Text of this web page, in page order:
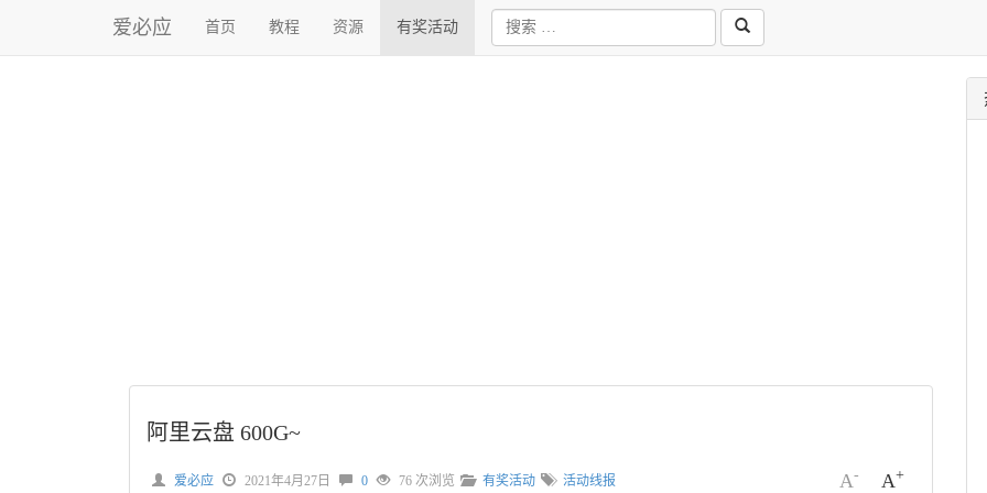
爱必应 首页 教程 资源 有奖活动
阿里云盘 600G~
A- A+
爱必应 2021年4月27日 0 76 次浏览 有奖活动 活动线报